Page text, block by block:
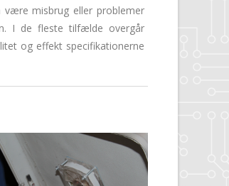
være misbrug eller problemer
I de fleste tilfælde overgår
og effekt specifikationerne